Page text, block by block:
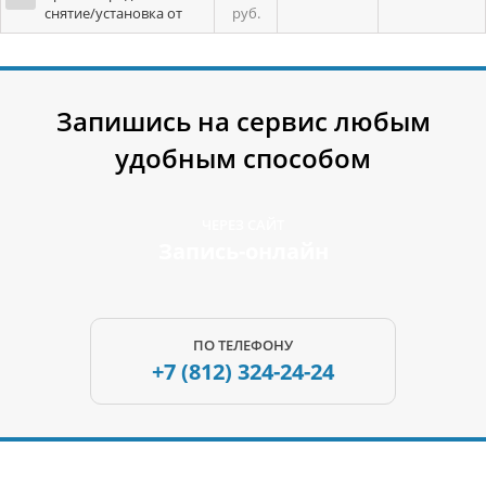
снятие/установка от
руб.
Запишись на сервис любым
удобным способом
ПО ТЕЛЕФОНУ
+7 (812) 324-24-24